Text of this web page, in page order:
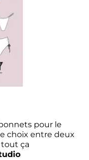
pour le
choix entre deux
ça